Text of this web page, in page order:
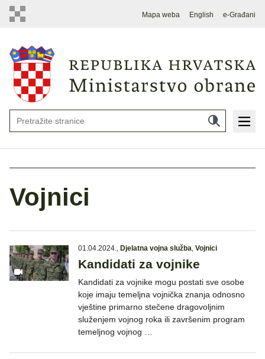
Mapa weba English e-Građani
Vojnici
01.04.2024., Djelatna vojna služba, Vojnici
Kandidati za vojnike
Kandidati za vojnike mogu postati sve osobe
koje imaju temeljna vojnička znanja odnosno
vještine primarno stečene dragovoljnim
služenjem vojnog roka ili završenim program
temeljnog vojnog …